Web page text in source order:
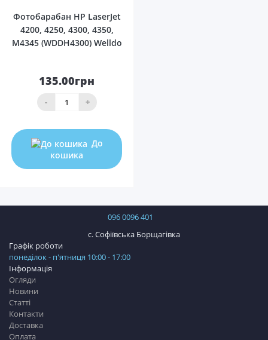
Фотобарабан HP LaserJet
4200, 4250, 4300, 4350,
M4345 (WDDH4300) Welldo
135.00грн
- +
До
кошика
096 0096 401
с. Софіївська Борщагівка
Інформація
Огляди
Новини
Статті
Контакти
Доставка
Оплата
Графік роботи
понеділок - п'ятниця 10:00 - 17:00